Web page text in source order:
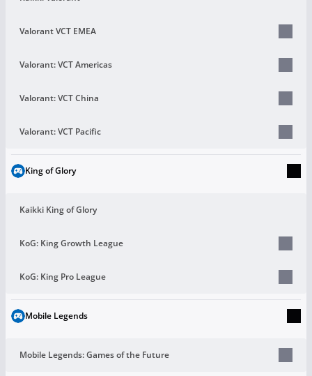
Valorant VCT EMEA
Valorant: VCT Americas
Valorant: VCT China
Valorant: VCT Pacific
King of Glory
Kaikki King of Glory
KoG: King Growth League
KoG: King Pro League
Mobile Legends
Mobile Legends: Games of the Future